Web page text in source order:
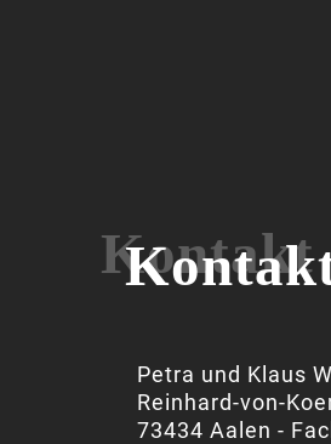
Petra und Klaus
Reinhard-von-
73434 Aalen -